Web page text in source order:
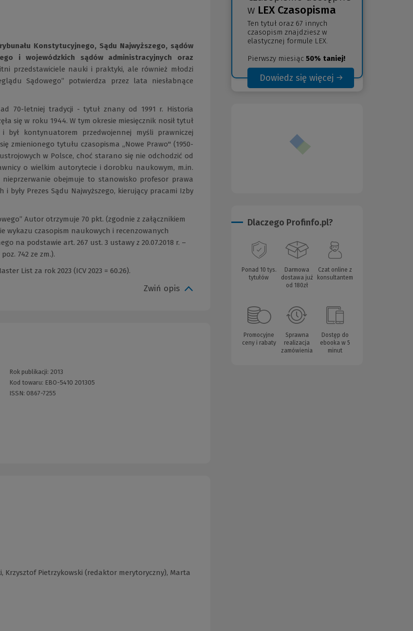
Konstytucyjnego, Sądu Najwyższego, sądów
i wojewódzkich sądów administracyjnych oraz
przedstawiciele nauki i praktyki, ale również młodzi
Sądowego” potwierdza przez lata niesłabnące
70-letniej tradycji - tytuł znany od 1991 r. Historia
się w roku 1944. W tym okresie miesięcznik nosił tytuł
i był kontynuatorem przedwojennej myśli prawniczej
zmienionego tytułu czasopisma „Nowe Prawo" (1950-
w Polsce, choć starano się nie odchodzić od
o wielkim autorytecie i dorobku naukowym, m.in.
nieprzerwanie obejmuje to stanowisko profesor prawa
były Prezes Sądu Najwyższego, kierujący pracami Izby
Autor otrzymuje 70 pkt. (zgodnie z załącznikiem
wykazu czasopism naukowych i recenzowanych
na podstawie art. 267 ust. 3 ustawy z 20.07.2018 r. –
742 ze zm.).
List za rok 2023 (ICV 2023 = 60.26).
Zwiń opis
Rok publikacji: 2013
Kod towaru: EBO-5410 201305
ISSN: 0867-7255
Krzysztof Pietrzykowski (redaktor merytoryczny), Marta
w LEX Czasopisma
Ten tytuł oraz 67 innych
czasopism znajdziesz w
elastycznej formule LEX.
Pierwszy miesiąc 50% taniej!
Dowiedz się więcej
(Nowe
(Link
Dlaczego Profinfo.pl?
Ponad 10 tys.
tytułów
Darmowa
dostawa już
od 180zł
Czat online z
konsultantem
Promocyjne
ceny i rabaty
Sprawna
realizacja
zamówienia
Dostęp do
ebooka w 5
minut